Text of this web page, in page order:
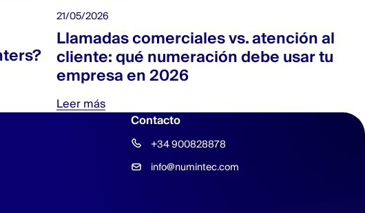
21/05/2026
Llamadas comerciales vs. atención al
cliente: qué numeración debe usar tu
empresa en 2026
Leer más
Contacto
+34 900828878
info@numintec.com